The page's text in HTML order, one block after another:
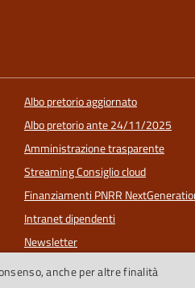
Albo pretorio aggiornato
Albo pretorio ante 24/11/2025
Amministrazione trasparente
Streaming Consiglio cloud
Finanziamenti PNRR
Intranet dipendenti
Newsletter
Riconoscimenti
anche per altre finalità